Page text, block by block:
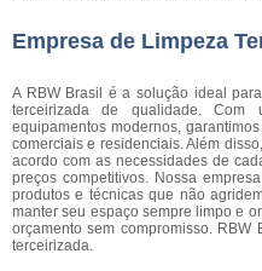
Empresa de Limpeza
A RBW Brasil é a solução ideal
terceirizada de qualidade. Com
equipamentos modernos,
comerciais e residenciais. Além
acordo com as necessidades de
preços competitivos. Nossa
produtos e técnicas que não
manter seu espaço sempre limpo e
orçamento sem compromisso.
terceirizada.